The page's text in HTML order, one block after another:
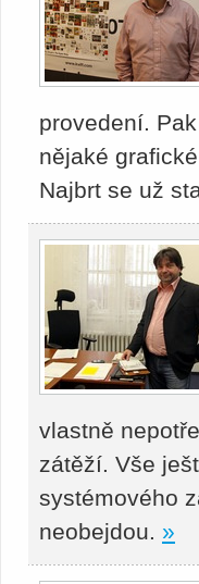
provedení.
nějaké
Najbrt se už
vlastně
zátěží. Vše
systémového
neobejdou. »